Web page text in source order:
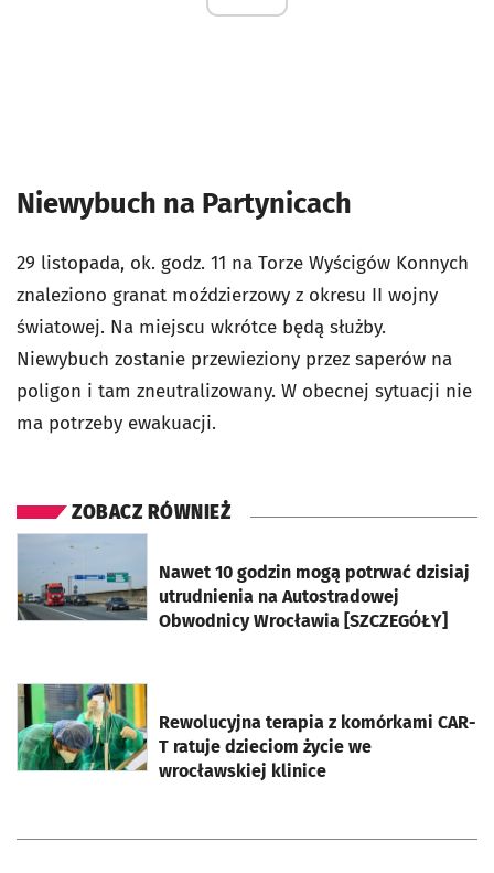
Niewybuch na Partynicach
29 listopada, ok. godz. 11 na Torze Wyścigów Konnych
znaleziono granat moździerzowy z okresu II wojny
światowej. Na miejscu wkrótce będą służby.
Niewybuch zostanie przewieziony przez saperów na
poligon i tam zneutralizowany. W obecnej sytuacji nie
ma potrzeby ewakuacji.
ZOBACZ RÓWNIEŻ
Nawet 10 godzin mogą potrwać dzisiaj
utrudnienia na Autostradowej
Obwodnicy Wrocławia [SZCZEGÓŁY]
otworzy się w nowej karcie
Rewolucyjna terapia z komórkami CAR-
T ratuje dzieciom życie we
wrocławskiej klinice
otworzy się w nowej karcie